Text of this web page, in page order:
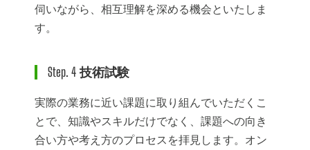
伺いながら、相互理解を深める機会といたしま
す。
Step. 4 技術試験
実際の業務に近い課題に取り組んでいただくこ
とで、知識やスキルだけでなく、課題への向き
合い方や考え方のプロセスを拝見します。オン